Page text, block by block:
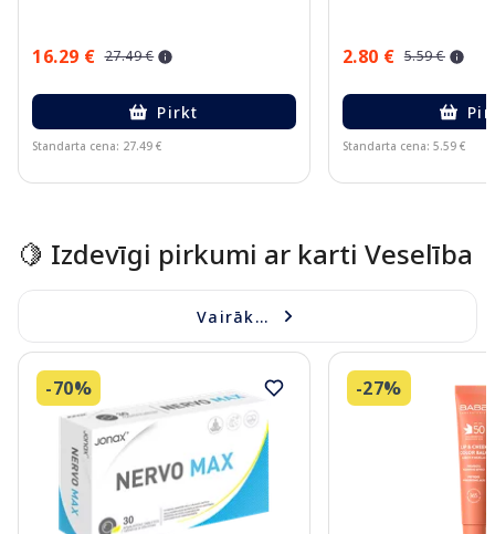
16.29 € 27.49 €
Pirkt
Standarta cena: 27.49 €
2.80 € 5.59 €
Standarta cena: 5.59 €
🍋 Izdevīgi pirkumi ar karti Veselība
Vairāk...
-70% -27%